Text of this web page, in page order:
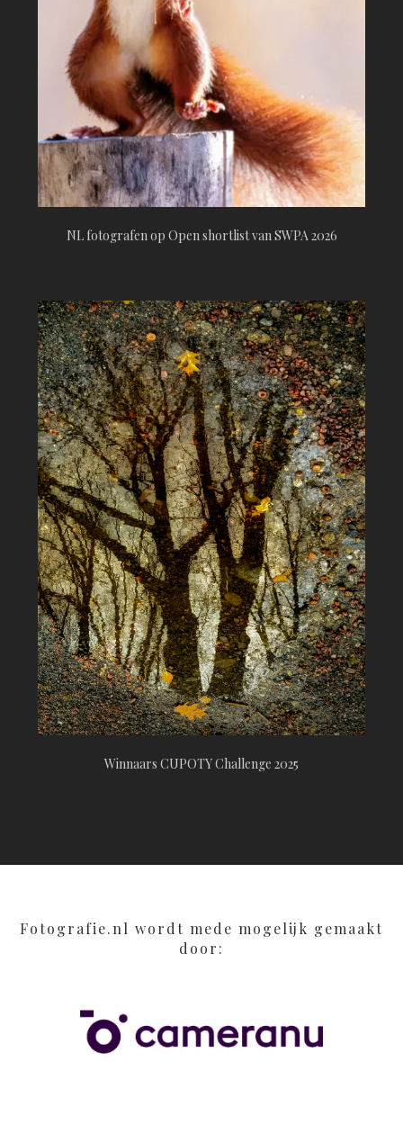
NL fotografen op Open shortlist van SWPA 2026
Winnaars CUPOTY Challenge 2025
Fotografie.nl wordt mede mogelijk gemaakt
door: